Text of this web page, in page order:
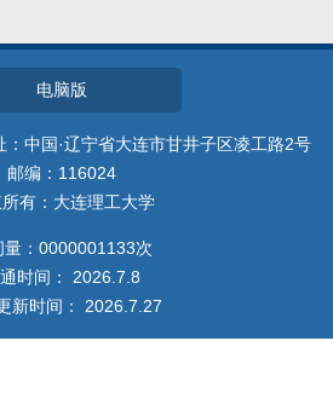
电脑版
中国·辽宁省大连市甘井子区凌工路2号
邮编：116024
有：大连理工大学
： 0000001133次
时间： 2026 7 8
新时间： 2026 7 27